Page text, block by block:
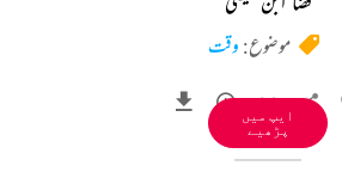
ایپ میں
پڑھیے
موضوع: وقت